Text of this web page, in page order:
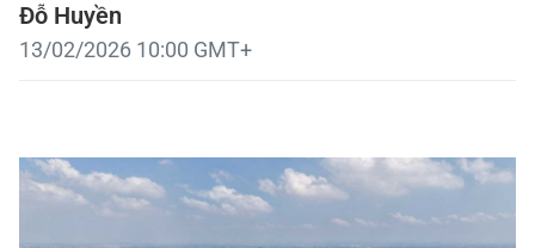
Đỗ Huyền
13/02/2026 10:00 GMT+